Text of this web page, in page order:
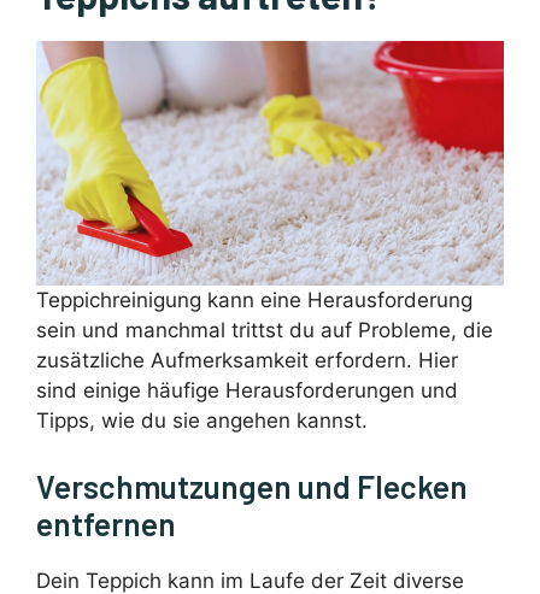
Teppichreinigung kann eine Herausforderung
sein und manchmal trittst du auf Probleme, die
zusätzliche Aufmerksamkeit erfordern. Hier
sind einige häufige Herausforderungen und
Tipps, wie du sie angehen kannst.
Verschmutzungen und Flecken
entfernen
Dein Teppich kann im Laufe der Zeit diverse